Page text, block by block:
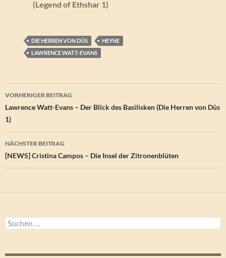
(Legend of Ethshar 1)
DIE HERREN VON DÛS
HEYNE
LAWRENCE WATT-EVANS
Beitragsnavigation
VORHERIGER BEITRAG
Lawrence Watt-Evans – Der Blick des Basilisken (Die Herren von Dûs
1)
NÄCHSTER BEITRAG
[NEWS] Cristina Campos – Die Insel der Zitronenblüten
Suchen
nach: